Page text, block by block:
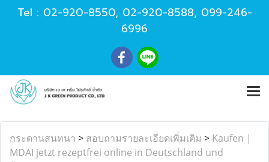
Tel : 02-920-8550, 02-920-8588, 099-246-
6996
กระดานสนทนา > สอบถามรายละเอียดเพิ่มเติม > Kaufen |
MDAI jetzt rezeptfrei online in Deutschland und